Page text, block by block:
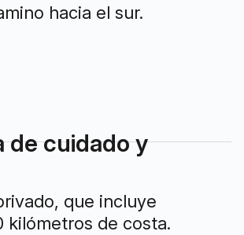
hacia el sur.
de cuidado y
que incluye
kilómetros de costa.